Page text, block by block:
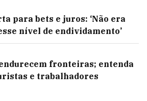
para bets e juros: ‘Não era
nível de endividamento’
fronteiras; entenda
e trabalhadores